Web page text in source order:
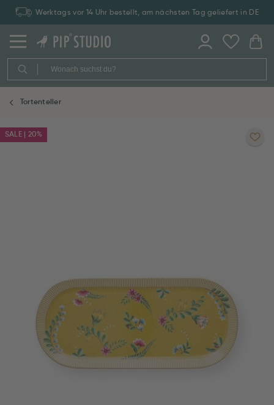
Werktags vor 14 Uhr bestellt, am nächsten Tag geliefert in DE
Tortenteller
SALE | 20%